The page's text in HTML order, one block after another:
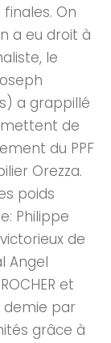
On
a eu droit à
le
a grappillé
de
du PPF
Orezza.
poids
Philippe
victorieux de
Angel
et
demie par
grâce à